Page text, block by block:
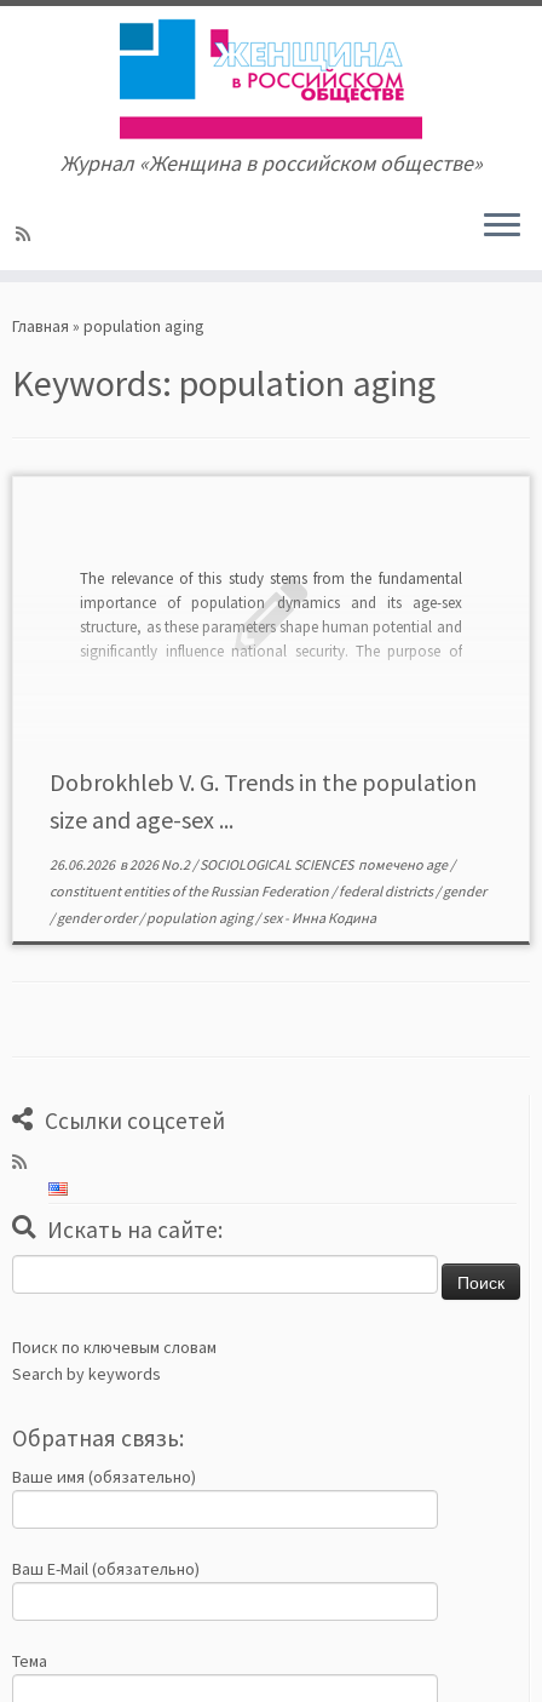
to
Журнал «Женщина в российском обществе»
Главная » population aging
Keywords: population aging
The relevance of this study stems from the fundamental
importance of population dynamics and its age-sex
structure, as these parameters shape human potential and
significantly influence national security. The purpose of
Dobrokhleb V. G. Trends in the population
size and age-sex ...
26.06.2026в2026 No.2/SOCIOLOGICAL SCIENCES помечено age/
constituent entities of the Russian Federation /federal districts/gender
/gender order/population aging/sex- Инна Кодина
Ссылки соцсетей
Искать на сайте:
Поиск по ключевым словам
Search by keywords
Обратная связь:
Ваше имя (обязательно)
Ваш E-Mail (обязательно)
Тема